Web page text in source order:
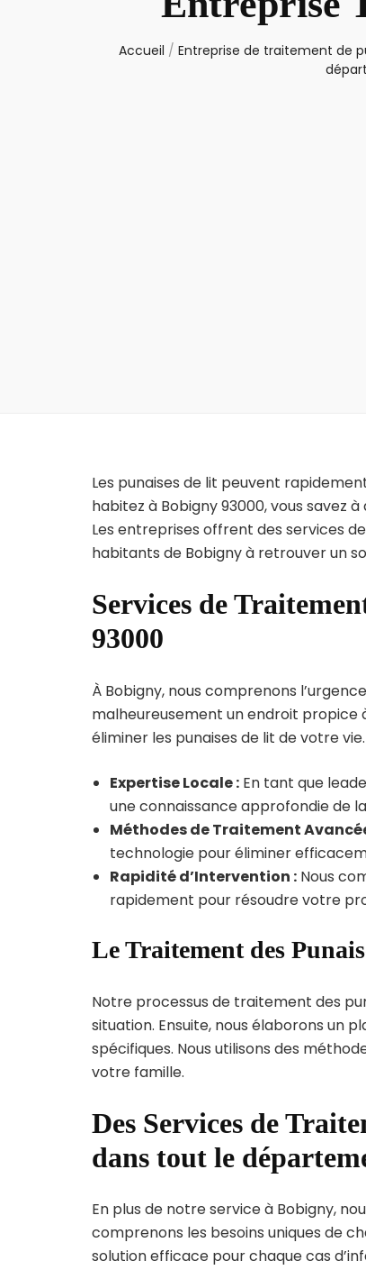
Accueil / Entreprise de traitement de
Les punaises de lit peuvent
habitez à Bobigny 93000, vous
Les entreprises offrent des services
habitants de Bobigny à retrouver un
Services de
93000
À Bobigny, nous comprenons
malheureusement un endroit propice
éliminer les punaises de lit de votre
Expertise Locale : En tant que
une connaissance approfondie de
Méthodes de Traitement
technologie pour éliminer
Rapidité d’Intervention : Nous
rapidement pour résoudre votre
Le Traitement des
Notre processus de traitement des
situation. Ensuite, nous élaborons un
spécifiques. Nous utilisons des
votre famille.
Des Services de
dans tout le
En plus de notre service à Bobigny,
comprenons les besoins uniques de
solution efficace pour chaque cas